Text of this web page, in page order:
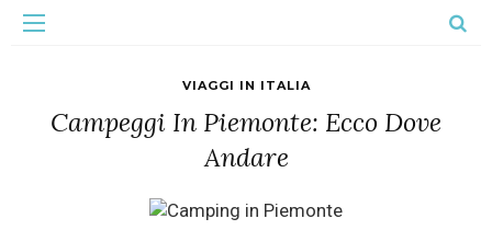
VIAGGI IN ITALIA
Campeggi In Piemonte: Ecco Dove
Andare